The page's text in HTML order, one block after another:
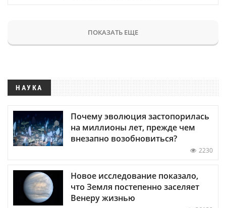
ПОКАЗАТЬ ЕЩЕ
НАУКА
Почему эволюция застопорилась
на миллионы лет, прежде чем
внезапно возобновиться?
2230
Новое исследование показало,
что Земля постепенно заселяет
Венеру жизнью